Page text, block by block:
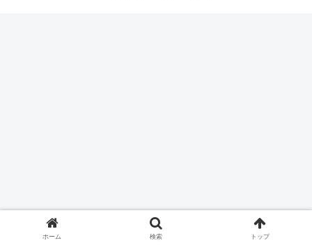
ホーム 検索 トップ